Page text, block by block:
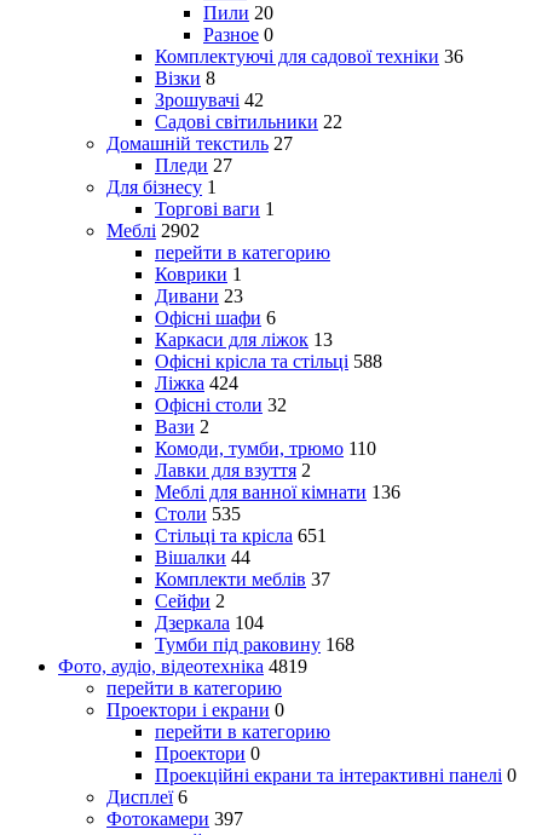
Пили 20
Разное 0
Комплектуючі для садової техніки 36
Візки 8
Зрошувачі 42
Садові світильники 22
Домашній текстиль 27
Пледи 27
Для бізнесу 1
Торгові ваги 1
Меблі 2902
перейти в категорию
Коврики 1
Дивани 23
Офісні шафи 6
Каркаси для ліжок 13
Офісні крісла та стільці 588
Ліжка 424
Офісні столи 32
Вази 2
Комоди, тумби, трюмо 110
Лавки для взуття 2
Меблі для ванної кімнати 136
Столи 535
Стільці та крісла 651
Вішалки 44
Комплекти меблів 37
Сейфи 2
Дзеркала 104
Тумби під раковину 168
Фото, аудіо, відеотехніка 4819
перейти в категорию
Проектори і екрани 0
перейти в категорию
Проектори 0
Проекційні екрани та інтерактивні панелі 0
Дисплеї 6
Фотокамери 397